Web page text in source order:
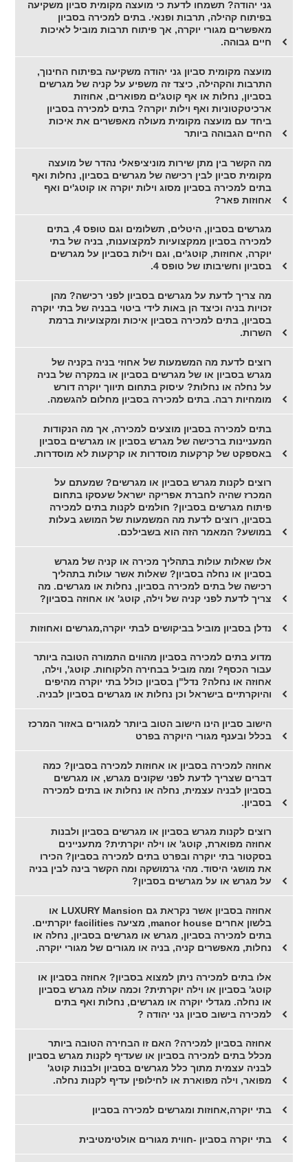
גני יהודה? תשמחו לדעת כי מועצה מקומית סביון משקיעה
בפיתוח קהילה, תרבות ופנאי. בתים למכירה בסביון
מאפשרים מגורי יוקרה, אך פיתוח תרבות מוביל לאיכות
חיים גבוהה.
מועצה מקומית סביון גני יהודה משקיעה בפיתוח החינוך,
התרבות והקהילה, כיצד זה משפיע על קניה של מגרשים
בסביון, נחלות או אף קוטג'ים מפוארים, אחוזות
ארכיטקטוניות ואף וילות יוקרה? בתים למכירה בסביון
ביחד עם מועצה מקומית מעולה מאפשרים את איכות
החיים הגבוהה ביותר
מה הקשר בין מתן שירות מוניציפאלי נהדר של מועצה
מקומית סביון לבין רכישה של מגרשים בסביון, נחלות ואף
בתים למכירה בסביון מסוג וילות יוקרה או קוטג'ים ואף
אחוזות פאר?
מגרשים בסביון, היטלים, תשלומים וגם טופס 4, בתים
למכירה בסביון ממקצועיות למקצוענות, בניה של בתי
יוקרה, אחוזות, קוטג'ים, וגם וילות בסביון על מגרשים
בסביון וחשיבותו של טופס 4.
מה צריך לדעת על מגרשים בסביון לפני רכישה? מהן
זכויות בניה וכיצד הן באות לידי ביטוי בבניה של בתי יוקרה
בסביון, בתים למכירה בסביון איכות ומקצועיות ברמת
השרות.
רוצים לדעת מה המשמעות של אחוזי בניה בקניה של
מגרש בסביון או של מגרשים בסביון או במקרה של בניה
על נחלה או נחלות? עיסוק בתחום תיווך יוקרה דורש
מומחיות רבה. בתים למכירה בסביון מחלום להגשמה.
בתים למכירה בסביון מוצעים למכירה, אך מה הנקודות
המעניינות ברכישה של מגרש בסביון או מגרשים בסביון
באספקט של קרקעות מוסדרות או קרקעות לא מוסדרות.
רוצים לקנות מגרש בסביון או מגרשים? שמעתם על
המכרז שהיה לחברת אפריקה ישראל שעסקו בתחום
פיתוח מגרשים בסביון? חולמים לקנות בתים למכירה
בסביון, רוצים לדעת מה המשמעות של המושג בעלות
במושע? המאמר הזה הוא בשבילכם.
אלו שאלות עולות בתהליך מכירה או קניה של מגרש
בסביון או נחלה בסביון? שאלות אשר עולות בתהליך
רכישה של בתים למכירה בסביון, נחלות או מגרשים. מה
צריך לדעת לפני קניה של וילה, קוטג' או אחוזה בסביון?
נדלן בסביון מוביל בביקושים לבתי יוקרה,מגרשים ואחוזות
מדוע בתים למכירה בסביון מהווים התמורה הטובה ביותר
עבור הכסף? ומה מוביל בבחירה הלקוחות. קוטג', וילה,
אחוזה או נחלה? נדל"ן בסביון כולל בתי יוקרה מהיפים
והיוקרתיים בישראל וכן נחלות או מגרשים בסביון לבניה.
הישוב סביון הינו הישוב הטוב ביותר למגורים באזור המרכז
בכלל ובענף מגורי היוקרה בפרט
אחוזה למכירה בסביון או אחוזות למכירה בסביון? כמה
דברים שצריך לדעת לפני שקונים מגרש, או מגרשים
בסביון לבניה עצמית, נחלה או נחלות או בתים למכירה
בסביון.
רוצים לקנות מגרש בסביון או מגרשים בסביון ולבנות
אחוזה מפוארת, קוטג' או וילה יוקרתית? מתעניינים
בסקטור בתי יוקרה ובפרט בתים למכירה בסביון? הכירו
את מושגי היסוד. מהי גרמושקה ומה הקשר בינה לבין בניה
על מגרש או על מגרשים בסביון?
אחוזה בסביון אשר נקראת גם LUXURY Mansion או
בלשון אחרים manor house, מציעה facilities יוקרתיים.
בתים למכירה בסביון, מגרש או מגרשים בסביון, נחלה או
נחלות, מאפשרים קניה, בניה או מגורים של מגורי יוקרה.
אלו בתים למכירה ניתן למצוא בסביון? אחוזה בסביון או
קוטג' בסביון או וילה יוקרתית? וכמה עולה מגרש בסביון
או נחלה. מגדלי יוקרה או מגרשים, נחלות ואף בתים
למכירה בישוב סביון גני יהודה ?
אחוזה בסביון למכירה? האם זו הבחירה הטובה ביותר
מכלל בתים למכירה בסביון או שעדיף לקנות מגרש בסביון
לבניה עצמית מתוך כלל מגרשים בסביון ולבנות קוטג'
מפואר, וילה מפוארת או לחילופין עדיף לקנות נחלה.
בתי יוקרה,אחוזות ומגרשים למכירה בסביון
בתי יוקרה בסביון -חווית מגורים אולטימטיבית